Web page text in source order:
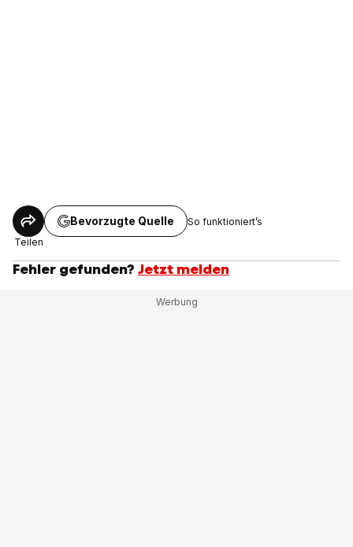
Teilen
Bevorzugte Quelle So funktioniert’s
Fehler gefunden? Jetzt melden